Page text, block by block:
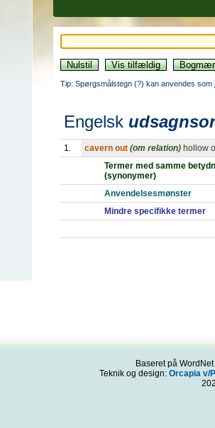
Tip: Spørgsmålstegn (?) kan anvendes
Engelsk
1. cavern out (om relation) hollow
Termer med samme
(synonymer)
Anvendelsesmønster
Mindre specifikke termer
Baseret på
Teknik og design: Orcapia v/